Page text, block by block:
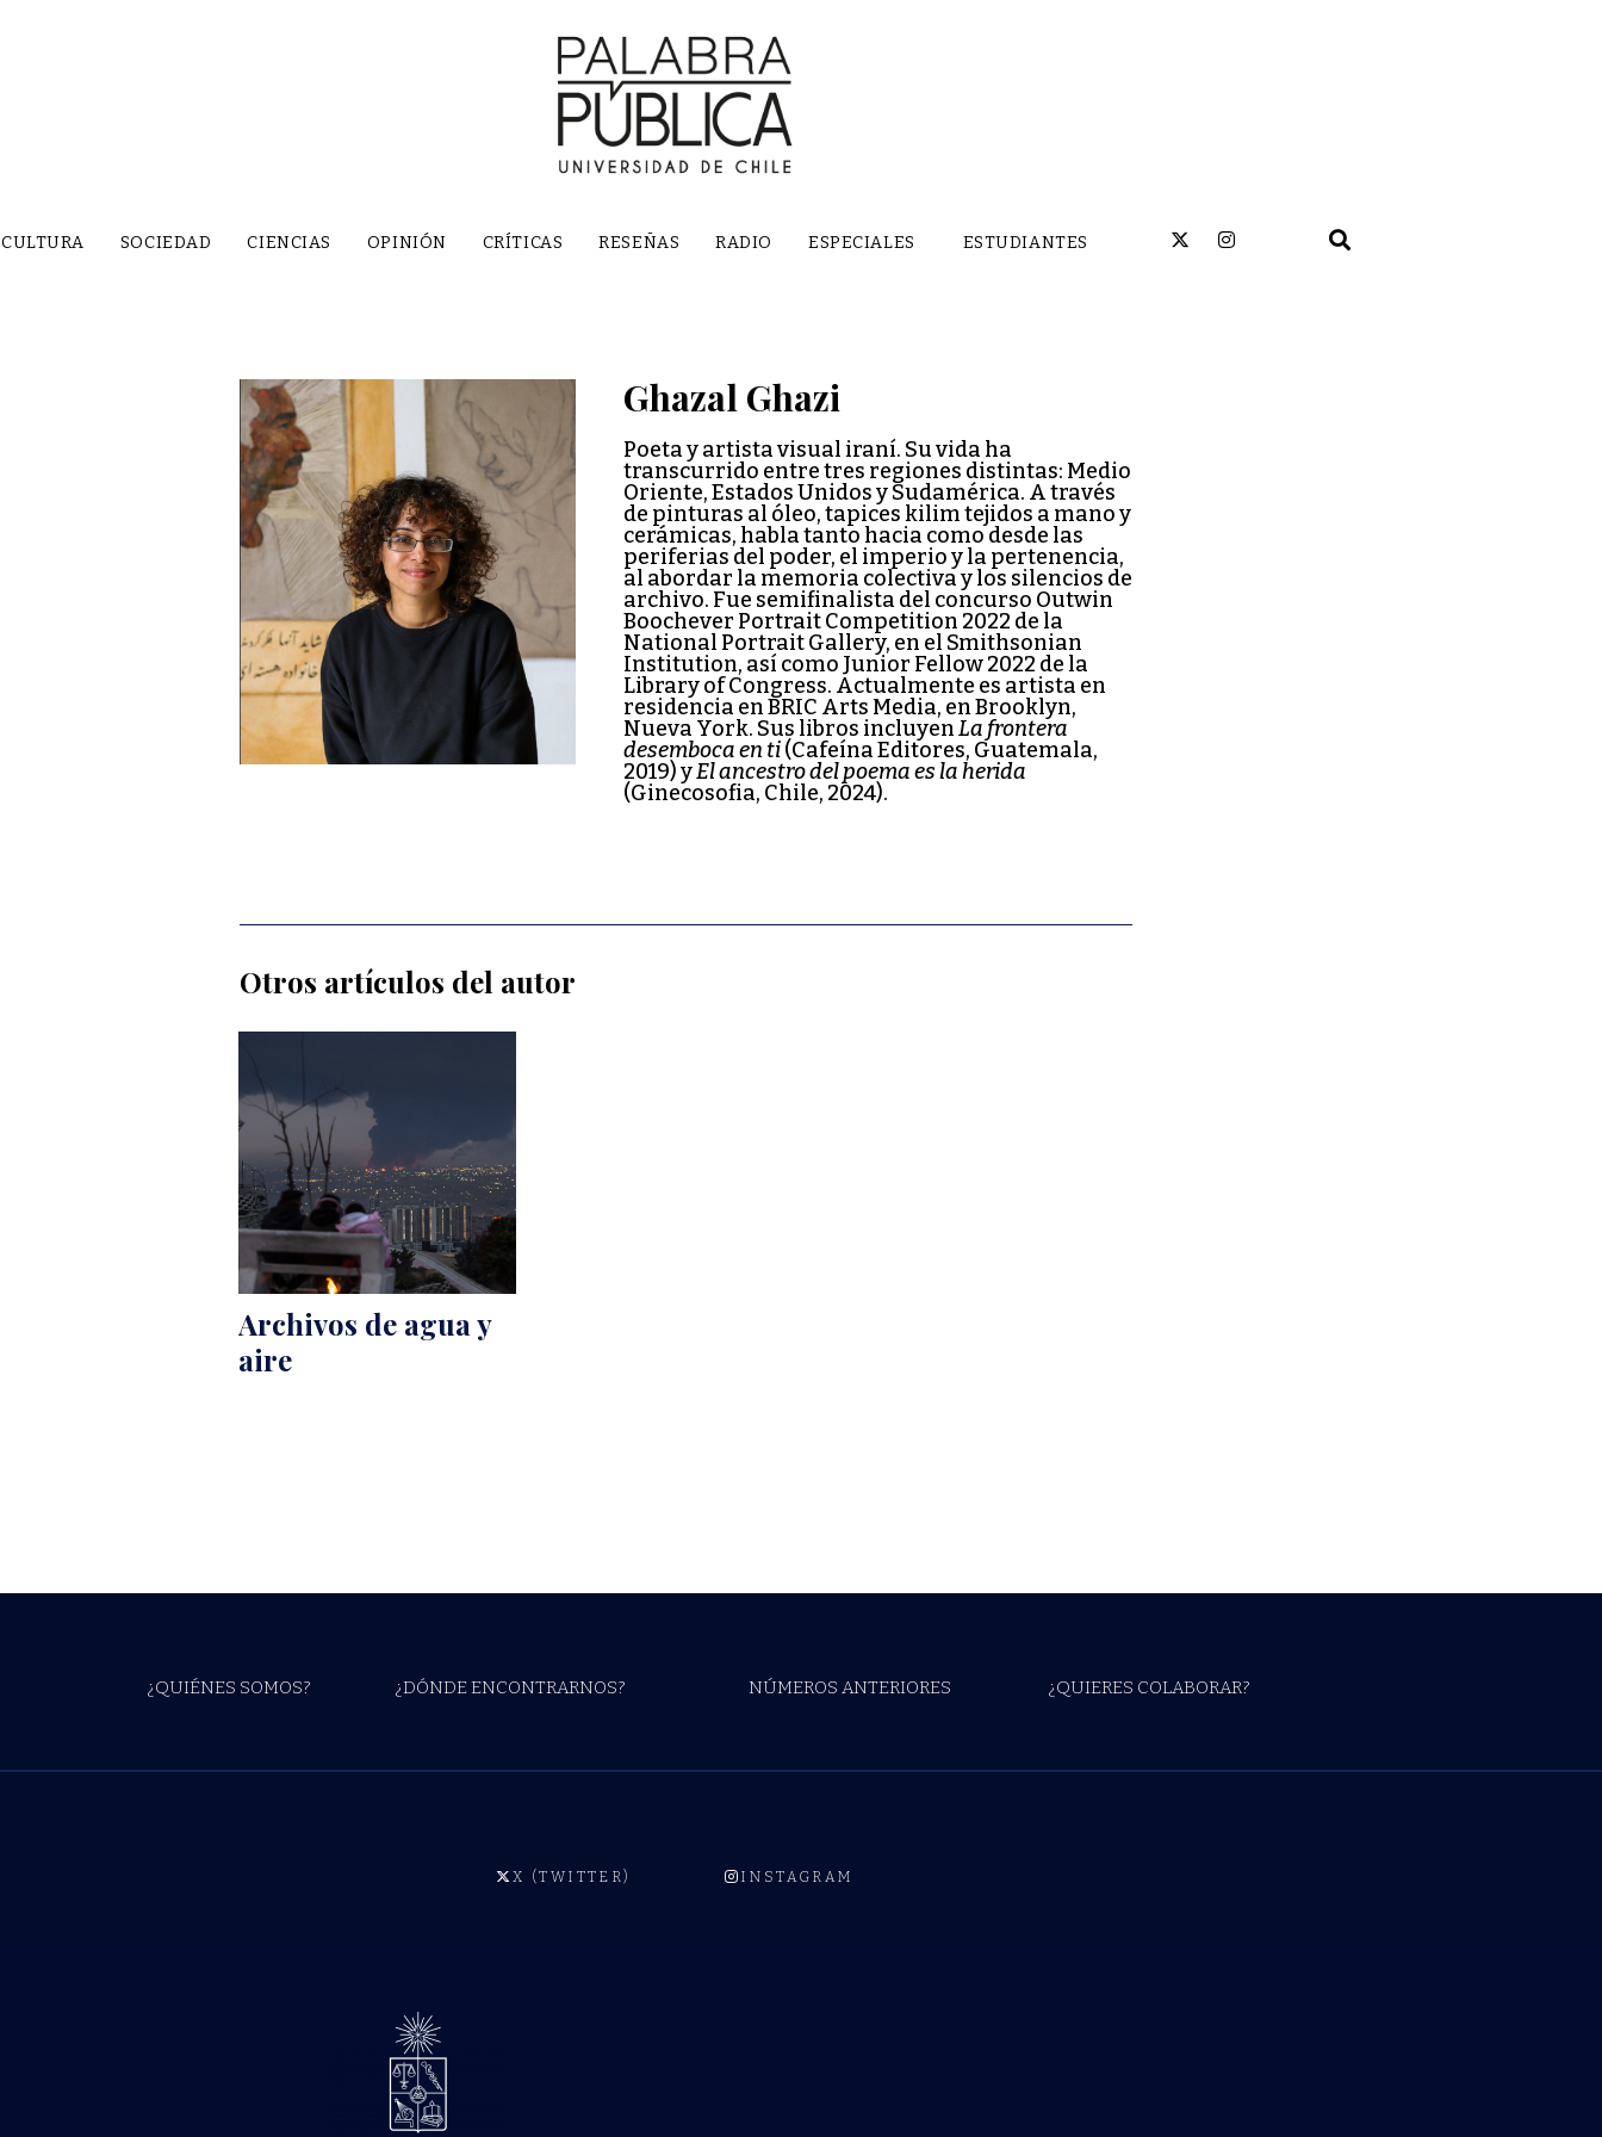
CULTURA SOCIEDAD CIENCIAS OPINIÓN CRÍTICAS RESEÑAS RADIO ESPECIALES ESTUDIANTES
Ghazal Ghazi
Poeta y artista visual iraní. Su vida ha
transcurrido entre tres regiones distintas: Medio
Oriente, Estados Unidos y Sudamérica. A través
de pinturas al óleo, tapices kilim tejidos a mano y
cerámicas, habla tanto hacia como desde las
periferias del poder, el imperio y la pertenencia,
al abordar la memoria colectiva y los silencios de
archivo. Fue semifinalista del concurso Outwin
Boochever Portrait Competition 2022 de la
National Portrait Gallery, en el Smithsonian
Institution, así como Junior Fellow 2022 de la
Library of Congress. Actualmente es artista en
residencia en BRIC Arts Media, en Brooklyn,
Nueva York. Sus libros incluyenLa frontera
desemboca en ti(Cafeína Editores, Guatemala,
2019) yEl ancestro del poema es la herida
(Ginecosofia, Chile, 2024).
Otros artículos del autor
Archivos de agua y
aire
¿QUIÉNES SOMOS? ¿DÓNDE ENCONTRARNOS? NÚMEROS ANTERIORES ¿QUIERES COLABORAR?
X (TWITTER) INSTAGRAM